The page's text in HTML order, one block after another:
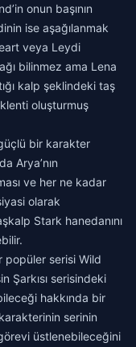
onun başının
ise aşağılanmak
veya Leydi
bilinmez ama Lena
kalp şeklindeki taş
oluşturmuş
bir karakter
Arya’nın
ve her ne kadar
olarak
Stark hanedanını
popüler serisi Wild
Şarkısı serisindeki
hakkında bir
serinin
üstlenebileceğini